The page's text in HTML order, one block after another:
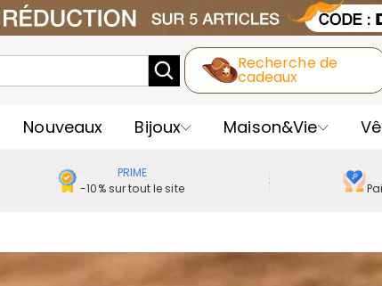
Recherche de
cadeaux
Nouveaux Bijoux Maison&Vie
PRIME
-10% sur tout le site